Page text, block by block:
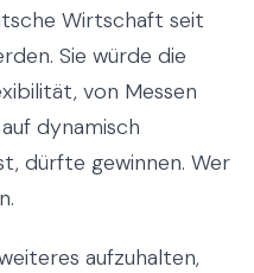
Wirtschaft seit
Sie würde die
von Messen
dynamisch
dürfte gewinnen. Wer
aufzuhalten,